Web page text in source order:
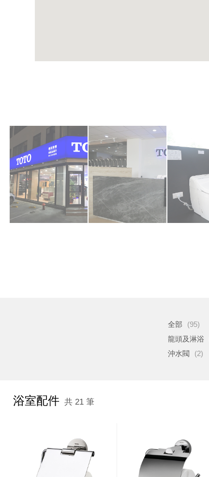
全部 (95)
龍頭及淋浴
沖水閥
(2)
浴室配件 共 21 筆